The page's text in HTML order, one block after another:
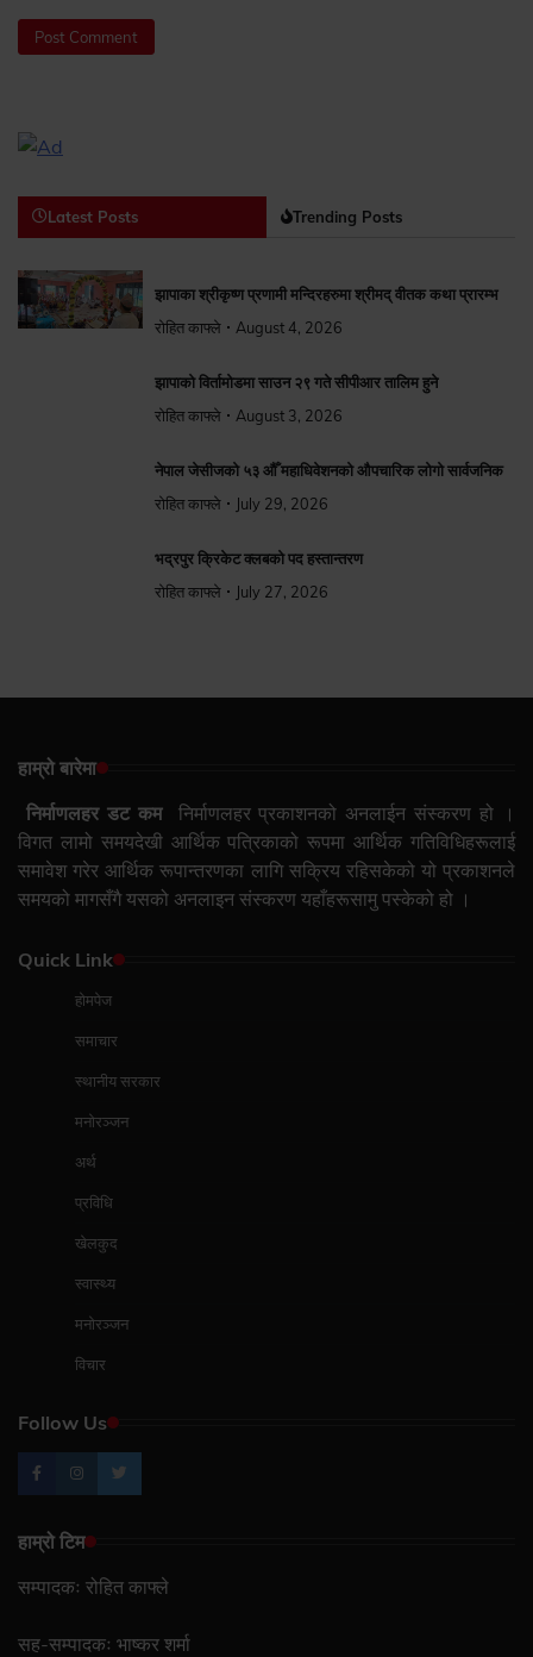
Latest Posts Trending Posts
झापाका श्रीकृष्ण प्रणामी मन्दिरहरुमा श्रीमद् वीतक कथा प्रारम्भ
रोहित काफ्ले August 4, 2026
झापाको विर्तामोडमा साउन २९ गते सीपीआर तालिम हुने
रोहित काफ्ले August 3, 2026
नेपाल जेसीजको ५३ औँ महाधिवेशनको औपचारिक लोगो सार्वजनिक
रोहित काफ्ले July 29, 2026
भद्रपुर क्रिकेट क्लबको पद हस्तान्तरण
रोहित काफ्ले July 27, 2026
हाम्रो बारेमा
निर्माणलहर डट कम निर्माणलहर प्रकाशनको अनलाईन संस्करण हो ।
विगत लामो समयदेखी आर्थिक पत्रिकाको रूपमा आर्थिक गतिविधिहरूलाई
समावेश गरेर आर्थिक रूपान्तरणका लागि सक्रिय रहिसकेको यो प्रकाशनले
समयको मागसँगै यसको अनलाइन संस्करण यहाँहरूसामु पस्केको हो ।
Quick Link
होमपेज
समाचार
स्थानीय सरकार
मनोरञ्जन
अर्थ
प्रविधि
खेलकुद
स्वास्थ्य
मनोरञ्जन
विचार
Follow Us
हाम्रो टिम
सम्पादकः रोहित काफ्ले
सह-सम्पादकः भाष्कर शर्मा